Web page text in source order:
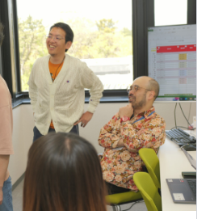
）
などを対象とした、個別指導・
教室「Lepton（レプトン）」の
在、全国に1,320教室を展開。
ァーム（https://www.reading-
が一体となった、コミュニケー
立学習教材「Lepton Reading
、107,400円〜 ※超過分は別途支
環境
平均給与水準が高めです！